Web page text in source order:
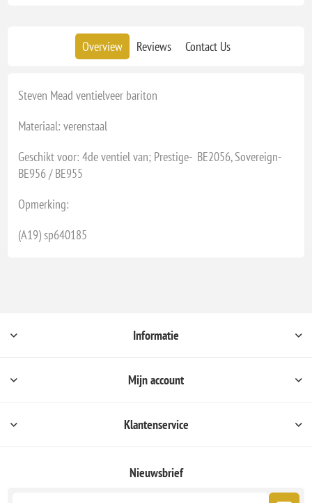
Overview Reviews Contact Us
Steven Mead ventielveer bariton
Materiaal: verenstaal
Geschikt voor: 4de ventiel van; Prestige- BE2056, Sovereign-
BE956 / BE955
Opmerking:
(A19) sp640185
Informatie
Mijn account
Klantenservice
Nieuwsbrief